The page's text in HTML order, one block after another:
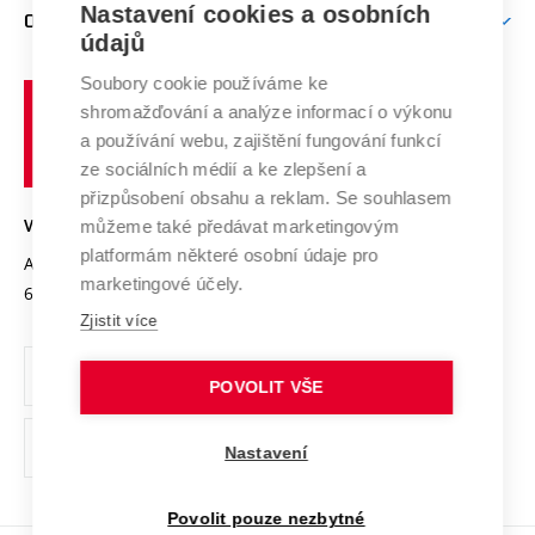
E-přihláška
Doktorské studium
Podpora podnikání
Mezinárodní vědecká rada
Systém zajišťování kvality výzkumu
Výzkumné infrastruktury
Transfer znalostí
Open Science
Projekty
Projekty ze strukturálních fondů
Specifický výzkum
Zahraniční spolupráce
Spolupráce se školami
Služby univerzity
Mezinárodní dohody
Univerzitní sítě
O UNIVERZITĚ
Profil univerzity
Udržitelná univerzita
Podnikavá univerzita / ContriBUTe
Bezpečná univerzita
Vyznamenání
Organizační struktura
Ochrana osobních údajů
odkaz)
učení
technické
VYSOKÉ UČENÍ TECHNICKÉ V BRNĚ
Antonínská 548/1
602 00 Brno
www.vut.cz
vut@vutbr.cz
Nastavení cookies a osobních
údajů
Soubory cookie používáme ke
shromažďování a analýze informací o výkonu
a používání webu, zajištění fungování funkcí
ze sociálních médií a ke zlepšení a
přizpůsobení obsahu a reklam. Se souhlasem
můžeme také předávat marketingovým
platformám některé osobní údaje pro
marketingové účely.
Zjistit více
POVOLIT VŠE
Nastavení
Povolit pouze nezbytné